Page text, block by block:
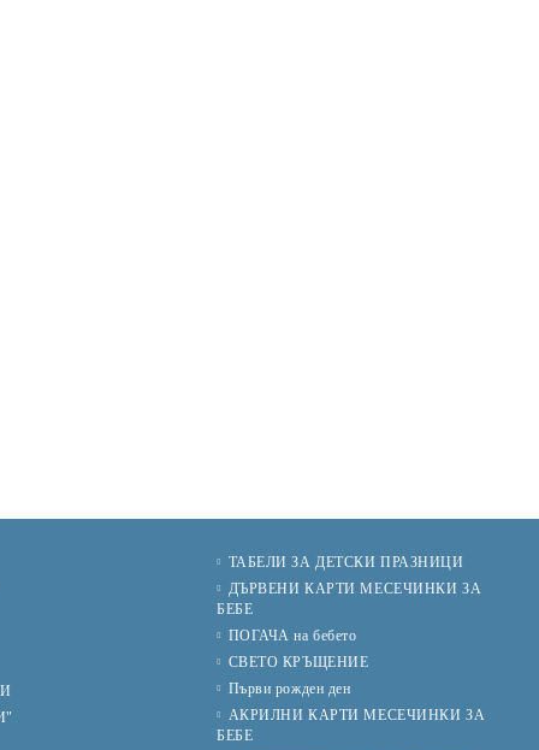
ТАБЕЛИ ЗА ДЕТСКИ ПРАЗНИЦИ
ДЪРВЕНИ КАРТИ МЕСЕЧИНКИ ЗА
БЕБЕ
ПОГАЧА на бебето
СВЕТО КРЪЩЕНИЕ
Първи рожден ден
АКРИЛНИ КАРТИ МЕСЕЧИНКИ ЗА
БЕБЕ